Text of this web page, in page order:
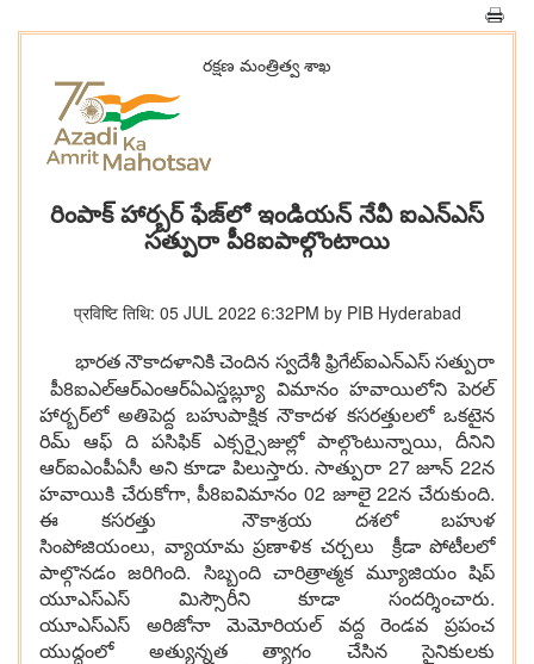
రక్ష‌ణ మంత్రిత్వ శాఖ‌
రింపాక్ హార్బర్ ఫేజ్‌లో ఇండియన్ నేవీ ఐఎన్ఎస్
సత్పురా పీ8ఐపాల్గొంటాయి
प्रविष्टि तिथि: 05 JUL 2022 6:32PM by PIB Hyderabad
భారత నౌకాదళానికి చెందిన స్వదేశీ ఫ్రిగేట్ఐఎన్ఎస్ సత్పురా
పీ8ఐఎల్ఆర్ఎంఆర్ఏఎస్డబ్ల్యూ విమానం హవాయిలోని పెరల్
హార్బర్‌లో అతిపెద్ద బహుపాక్షిక నౌకాదళ కసరత్తులలో ఒకటైన
రిమ్ ఆఫ్ ది పసిఫిక్ ఎక్సర్సైజుల్లో పాల్గొంటున్నాయి, దీనిని
ఆర్ఐఎంపీఏసీ అని కూడా పిలుస్తారు. సాత్పురా 27 జూన్ 22న
హవాయికి చేరుకోగా, పీ8ఐవిమానం 02 జూలై 22న చేరుకుంది.
ఈ కసరత్తు నౌకాశ్రయ దశలో బహుళ
సింపోజియంలు, వ్యాయామ ప్రణాళిక చర్చలు క్రీడా పోటీలలో
పాల్గొనడం జరిగింది. సిబ్బంది చారిత్రాత్మక మ్యూజియం షిప్
యూఎస్ఎస్ మిస్సౌరీని కూడా సందర్శించారు.
యూఎస్ఎస్ అరిజోనా మెమోరియల్ వద్ద రెండవ ప్రపంచ
యుద్ధంలో అత్యున్నత త్యాగం చేసిన సైనికులకు